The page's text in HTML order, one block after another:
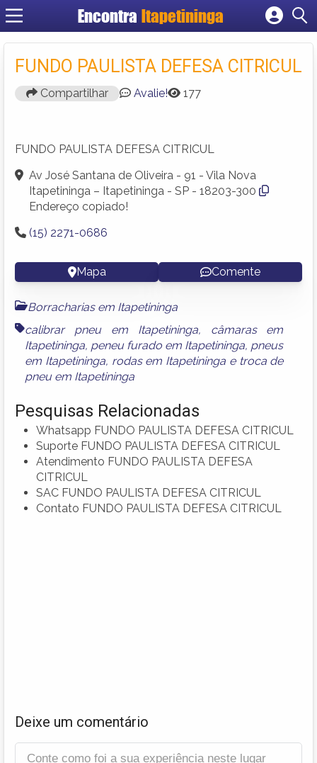
Encontra Itapetininga
Cadastrar empresa
Criar conta
FUNDO PAULISTA DEFESA CITRICUL
Compartilhar Avalie! 177
FUNDO PAULISTA DEFESA CITRICUL
Av José Santana de Oliveira - 91 - Vila Nova
Itapetininga – Itapetininga - SP - 18203-300
Endereço copiado!
(15) 2271-0686
Mapa Comente
Borracharias em Itapetininga
calibrar pneu em Itapetininga, câmaras em
Itapetininga, peneu furado em Itapetininga, pneus
em Itapetininga, rodas em Itapetininga e troca de
pneu em Itapetininga
Pesquisas Relacionadas
Whatsapp FUNDO PAULISTA DEFESA CITRICUL
Suporte FUNDO PAULISTA DEFESA CITRICUL
Atendimento FUNDO PAULISTA DEFESA
CITRICUL
SAC FUNDO PAULISTA DEFESA CITRICUL
Contato FUNDO PAULISTA DEFESA CITRICUL
Deixe um comentário